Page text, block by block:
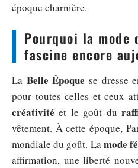
époque charnière.
Pourquoi la mode
fascine encore
La Belle Époque se dresse
pour toutes celles et ceux
créativité et le goût du
vêtement. À cette époque,
mondiale du goût. Lamode
affirmation, une liberté